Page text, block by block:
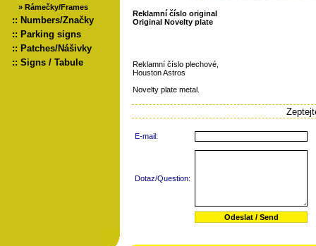
» Rámečky/Frames
:: Numbers/Značky
:: Parking signs
:: Patches/Nášivky
:: Signs / Tabule
Reklamní číslo original
Original Novelty plate
Reklamní číslo plechové,
Houston Astros
Novelty plate metal.
E-mail:
Dotaz/Question: